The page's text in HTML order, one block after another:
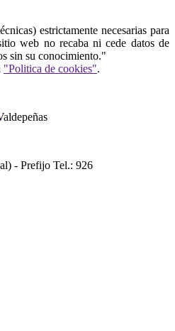
estrictamente necesarias para
web no recaba ni cede datos de
sin su conocimiento."
"Politica de cookies".
- Prefijo Tel.: 926